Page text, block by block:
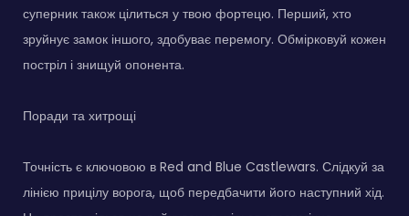
суперник також цілиться у твою фортецю. Перший, хто
зруйнує замок іншого, здобуває перемогу. Обмірковуй кожен
постріл і знищуй опонента.
Поради та хитрощі
Точність є ключовою в Red and Blue Castlewars. Слідкуй за
лінією прицілу ворога, щоб передбачити його наступний хід.